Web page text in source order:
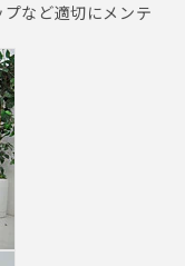
など適切にメンテ